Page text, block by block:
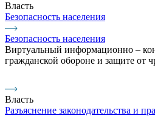
Власть
Безопасность населения
Безопасность населения
Виртуальный информационно –
гражданской обороне и защите от
Власть
Разъяснение законодательства и